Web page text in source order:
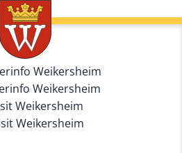
Weikersheim
Weikersheim
Weikersheim
Weikersheim